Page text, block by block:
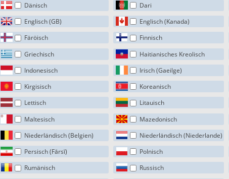
Dänisch
Dari
Englisch (GB)
Englisch (Kanada)
Färöisch
Finnisch
Griechisch
Haitianisches Kreolisch
Indonesisch
Irisch (Gaeilge)
Kirgisisch
Koreanisch
Lettisch
Litauisch
Maltesisch
Mazedonisch
Niederländisch (Belgien)
Niederländisch (Niederlande)
Persisch (Fārsī)
Polnisch
Rumänisch
Russisch